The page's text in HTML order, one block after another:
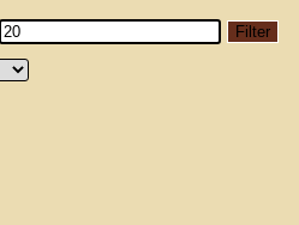
Max.
Filter